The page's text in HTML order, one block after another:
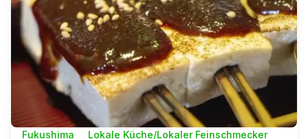
Fukushima Lokale Küche/Lokaler Feinschmecker